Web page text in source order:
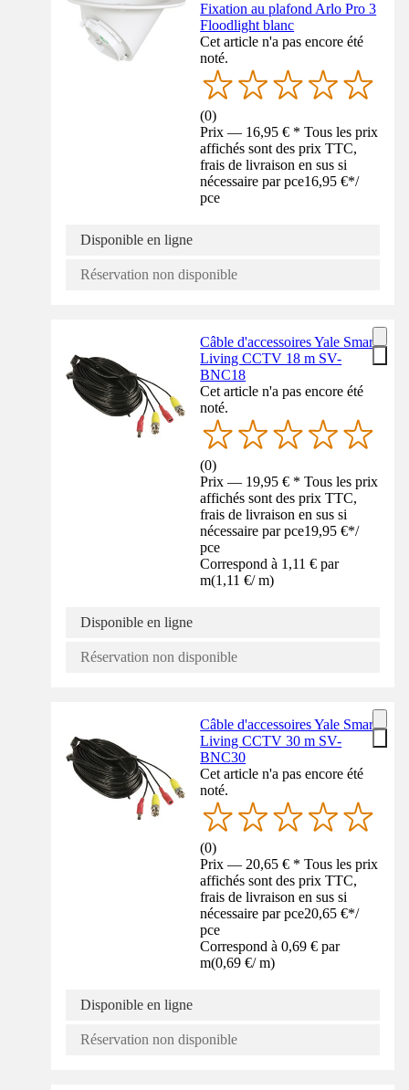
Fixation au plafond Arlo Pro 3
Floodlight blanc
Cet article n'a pas encore été
noté.
(0)
Prix — 16,95 € * Tous les prix
affichés sont des prix TTC,
frais de livraison en sus si
nécessaire par pce16,95 €*/
pce
Disponible en ligne
Réservation non disponible
Câble d'accessoires Yale Smart
Living CCTV 18 m SV-
BNC18
Cet article n'a pas encore été
noté.
(0)
Prix — 19,95 € * Tous les prix
affichés sont des prix TTC,
frais de livraison en sus si
nécessaire par pce19,95 €*/
pce
Correspond à 1,11 € par
m(1,11 €/ m)
Disponible en ligne
Réservation non disponible
Câble d'accessoires Yale Smart
Living CCTV 30 m SV-
BNC30
Cet article n'a pas encore été
noté.
(0)
Prix — 20,65 € * Tous les prix
affichés sont des prix TTC,
frais de livraison en sus si
nécessaire par pce20,65 €*/
pce
Correspond à 0,69 € par
m(0,69 €/ m)
Disponible en ligne
Réservation non disponible